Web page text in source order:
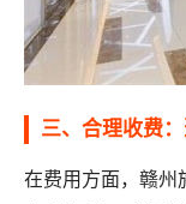
三、合理收费
在费用方面，赣州